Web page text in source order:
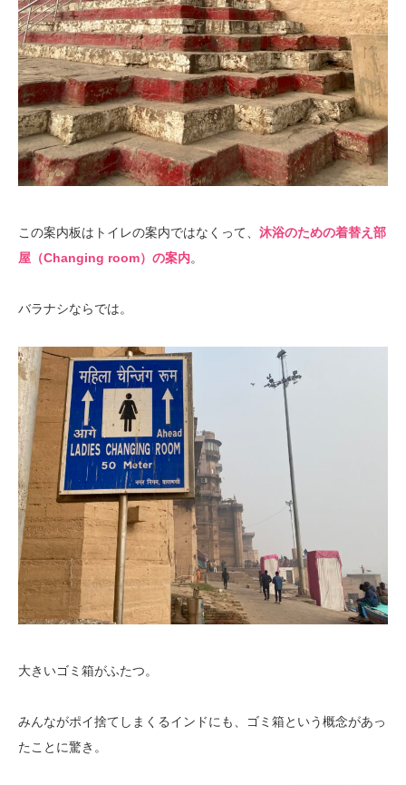
この案内板はトイレの案内ではなくって、 沐浴のための着替え部
屋（Changing room）の案内。
バラナシならでは。
大きいゴミ箱がふたつ。
みんながポイ捨てしまくるインドにも、ゴミ箱という概念があっ
たことに驚き。